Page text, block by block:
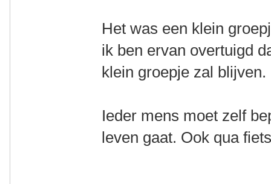
Het was een klein
ik ben ervan overtuigd
klein groepje zal blijven.
Ieder mens moet zelf
leven gaat. Ook qua